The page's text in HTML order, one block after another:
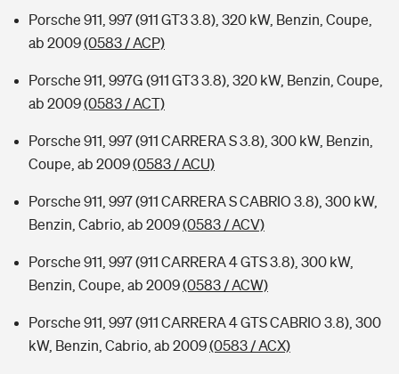
Porsche 911, 997 (911 GT3 3.8), 320 kW, Benzin, Coupe,
ab 2009(0583 / ACP)
Porsche 911, 997G (911 GT3 3.8), 320 kW, Benzin, Coupe,
ab 2009(0583 / ACT)
Porsche 911, 997 (911 CARRERA S 3.8), 300 kW, Benzin,
Coupe, ab 2009(0583 / ACU)
Porsche 911, 997 (911 CARRERA S CABRIO 3.8), 300 kW,
Benzin, Cabrio, ab 2009(0583 / ACV)
Porsche 911, 997 (911 CARRERA 4 GTS 3.8), 300 kW,
Benzin, Coupe, ab 2009(0583 / ACW)
Porsche 911, 997 (911 CARRERA 4 GTS CABRIO 3.8), 300
kW, Benzin, Cabrio, ab 2009(0583 / ACX)